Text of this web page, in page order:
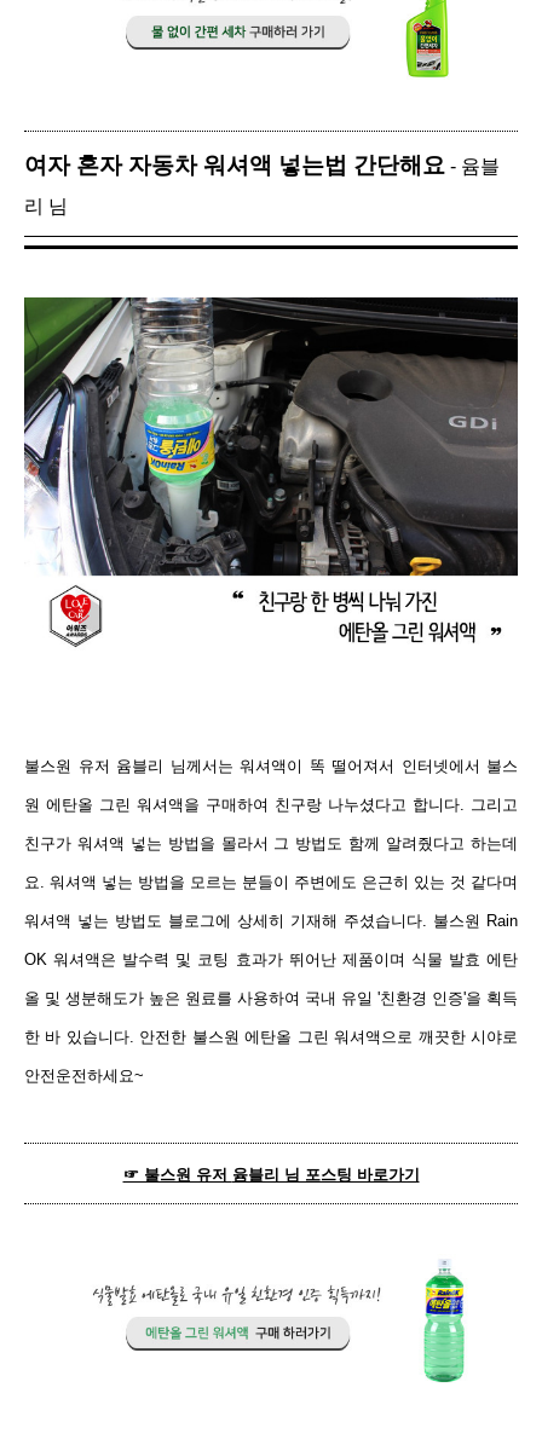
여자 혼자 자동차 워셔액 넣는법 간단해요 - 윰블
리 님
불스원 유저 윰블리 님께서는 워셔액이 똑 떨어져서 인터넷에서 불스
원 에탄올 그린 워셔액을 구매하여 친구랑 나누셨다고 합니 다. 그리고
친구가 워셔액 넣는 방법을 몰라서 그 방법도 함께 알려줬다고 하는데
요. 워셔액 넣는 방법을 모르는 분들이 주변에도 은근히 있는 것 같다며
워셔액 넣는 방법도 블로그에 상세히 기재해 주셨습니다. 불스원 Rain
OK 워셔액은 발수력 및 코팅 효과가 뛰어난 제품이며 식물 발효 에탄
올 및 생분해도가 높은 원료를 사용하여 국내 유일 '친환경 인증'을 획득
한 바 있습니다. 안전한 불스원 에탄올 그린 워셔액으로 깨끗한 시야로
안전운전하세요~
☞ 불스원 유저 윰블리 님 포스팅 바로가기